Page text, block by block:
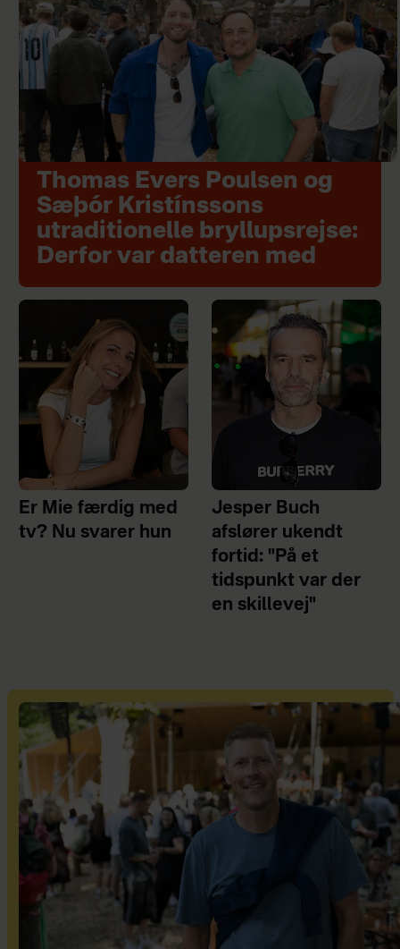
Thomas Evers Poulsen og
Sæþór Kristínssons
utraditionelle bryllupsrejse:
Derfor var datteren med
Er Mie færdig med
tv? Nu svarer hun
Jesper Buch
afslører ukendt
fortid: "På et
tidspunkt var der
en skillevej"